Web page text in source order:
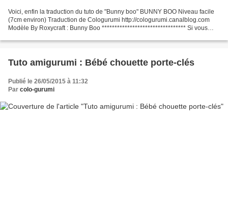
Voici, enfin la traduction du tuto de "Bunny boo" BUNNY BOO Niveau facile
(7cm environ) Traduction de Cologurumi http://cologurumi.canalblog.com
Modèle By Roxycraft : Bunny Boo ********************************* Si vous
Tuto amigurumi : Bébé chouette porte-clés
Publié le 26/05/2015 à 11:32
Par colo-gurumi